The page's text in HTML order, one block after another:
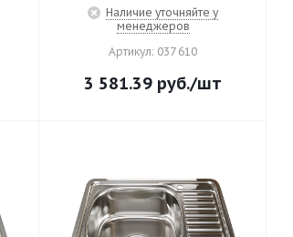
Наличие уточняйте у
менеджеров
Артикул: 037 610
3 581.39 руб./шт